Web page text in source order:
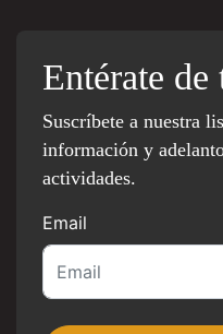
Entérate de
Suscríbete a nuestra
información y
actividades.
Email